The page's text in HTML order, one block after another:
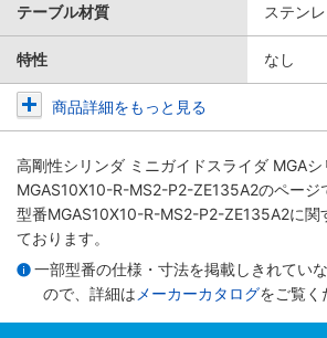
テーブル材質 ステン
特性 なし
商品詳細をもっと見る
高剛性シリンダ ミニガイドスライダ MGAシ
MGAS10X10-R-MS2-P2-ZE135A2のページ
型番MGAS10X10-R-MS2-P2-ZE135A2に関
ております。
一部型番の仕様・寸法を掲載しきれてい
ので、詳細は メーカーカタログをご覧く